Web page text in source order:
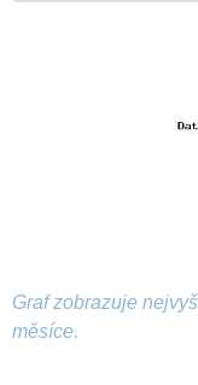
Graf zobrazuje
měsíce.